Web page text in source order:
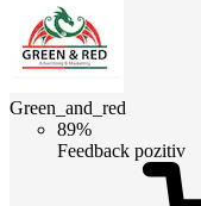
Green_and_red
89%
Feedback pozitiv